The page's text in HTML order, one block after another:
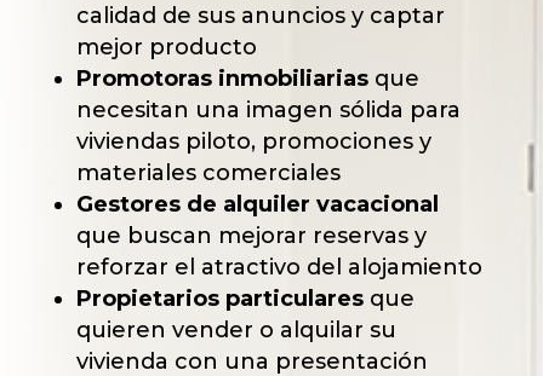
calidad de sus anuncios y captar
mejor producto
Promotoras inmobiliariasque
necesitan una imagen sólida para
viviendas piloto, promociones y
materiales comerciales
Gestores de alquiler vacacional
que buscan mejorar reservas y
reforzar el atractivo del alojamiento
Propietarios particularesque
quieren vender o alquilar su
vivienda con una presentación